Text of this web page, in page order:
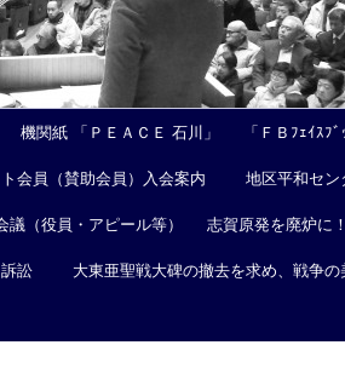
機関紙 「ＰＥＡＣＥ 石川」 「ＦＢﾌｪｲｽﾌ
会員（賛助会員）入会案内 地区平和セン
（役員・アピール等） 志賀原発を廃炉に
訟 大東亜聖戦大碑の撤去を求め、戦争の